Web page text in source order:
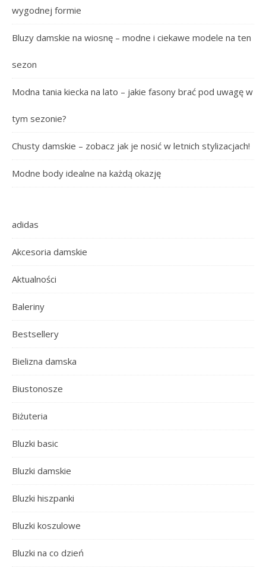
wygodnej formie
Bluzy damskie na wiosnę – modne i ciekawe modele na ten
sezon
Modna tania kiecka na lato – jakie fasony brać pod uwagę w
tym sezonie?
Chusty damskie – zobacz jak je nosić w letnich stylizacjach!
Modne body idealne na każdą okazję
adidas
Akcesoria damskie
Aktualności
Baleriny
Bestsellery
Bielizna damska
Biustonosze
Biżuteria
Bluzki basic
Bluzki damskie
Bluzki hiszpanki
Bluzki koszulowe
Bluzki na co dzień